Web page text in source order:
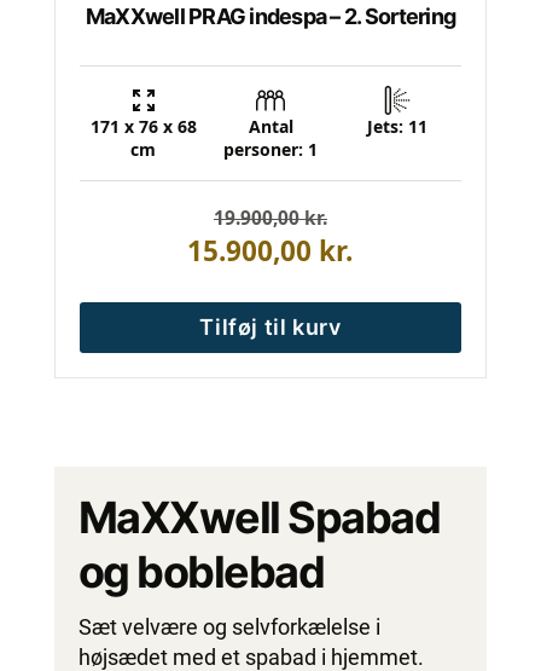
MaXXwell PRAG indespa – 2. Sortering
171 x 76 x 68
cm
Antal
personer: 1
Jets: 11
19.900,00kr.
Den
oprindelige
pris
19.900,00 kr..
15.900,00 kr.
Den
aktuelle
pris
15.900,00 kr..
Tilføj til kurv
MaXXwell Spabad
og boblebad
Sæt velvære og selvforkælelse i
højsædet med et spabad i hjemmet.